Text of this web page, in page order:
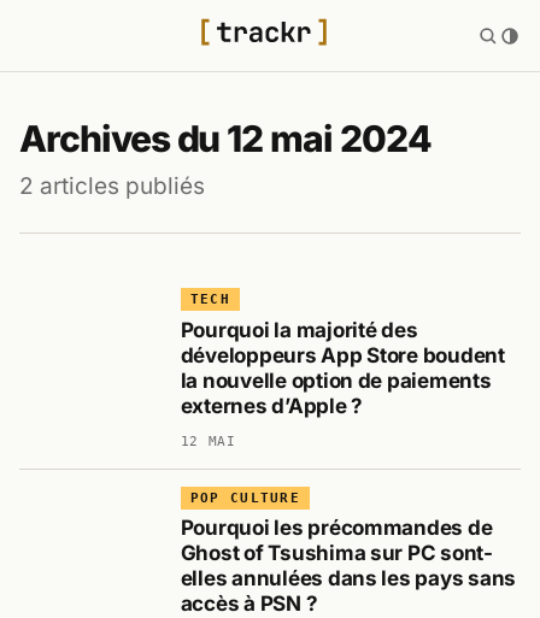
Archives du 12 mai 2024
2 articles publiés
TECH
Pourquoi la majorité des
développeurs App Store boudent
la nouvelle option de paiements
externes d’Apple ?
12 MAI
POP CULTURE
Pourquoi les précommandes de
Ghost of Tsushima sur PC sont-
elles annulées dans les pays sans
accès à PSN ?